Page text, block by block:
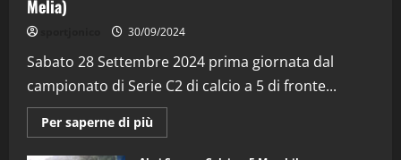
Melia)
30/09/2024
Sabato 28 Settembre 2024 prima giornata dal
campionato di Serie C2 di calcio a 5 di fronte...
Per saperne di più
informazioni
2
“SportEmpire” in Podcast: 29^ Puntata
(Martedi 28 Aprile 2026)
28/04/2026
"SportEmpire" in Podcast